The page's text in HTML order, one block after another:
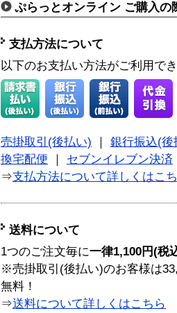
ぷらっとオンライン ご購入の
支払方法について
以下のお支払い方法がご利用で
売掛取引(後払い)
銀行振込(後
換宅配便
セブンイレブン決済
⇒支払方法について詳しくはこ
送料について
1つのご注文毎に一律1,100円(税
※売掛取引(後払い)のお客様は
無料！
⇒送料について詳しくはこちら